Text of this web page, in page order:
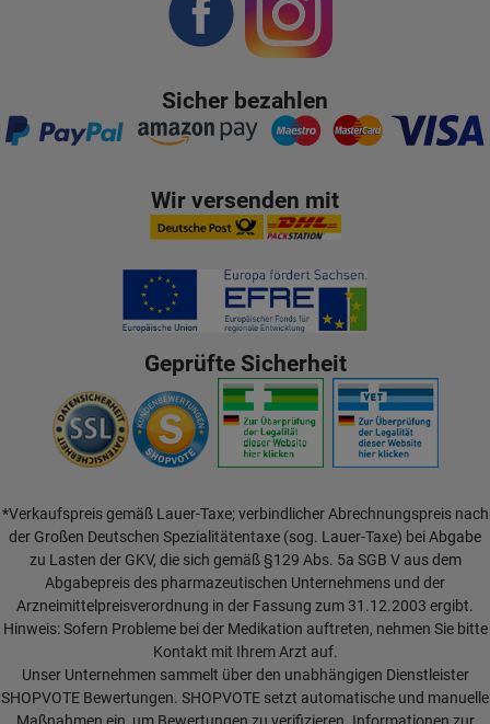
Sicher bezahlen
Wir versenden mit
Geprüfte Sicherheit
*Verkaufspreis gemäß Lauer-Taxe; verbindlicher Abrechnungspreis nach
der Großen Deutschen Spezialitätentaxe (sog. Lauer-Taxe) bei Abgabe
zu Lasten der GKV, die sich gemäß §129 Abs. 5a SGB V aus dem
Abgabepreis des pharmazeutischen Unternehmens und der
Arzneimittelpreisverordnung in der Fassung zum 31.12.2003 ergibt.
Hinweis: Sofern Probleme bei der Medikation auftreten, nehmen Sie bitte
Kontakt mit Ihrem Arzt auf.
Unser Unternehmen sammelt über den unabhängigen Dienstleister
SHOPVOTE Bewertungen. SHOPVOTE setzt automatische und manuelle